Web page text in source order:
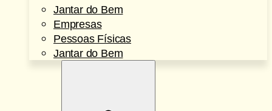
Jantar do Bem
Empresas
Pessoas Físicas
Jantar do Bem